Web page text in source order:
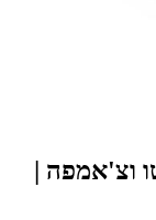
וצ'אמפה |